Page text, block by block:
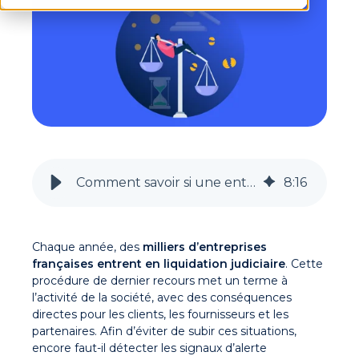
Comment savoir si une entreprise est en liquidation judiciaire ? 8:16
Chaque année, des milliers d’entreprises
françaises entrent en liquidation judiciaire. Cette
procédure de dernier recours met un terme à
l’activité de la société, avec des conséquences
directes pour les clients, les fournisseurs et les
partenaires. Afin d’éviter de subir ces situations,
encore faut-il détecter les signaux d’alerte